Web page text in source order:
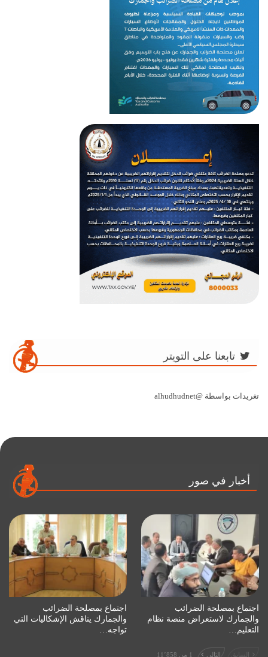
تابعنا على التويتر
تغريدات بواسطة @alhudhudnet
أخبار في صور
اجتماع بمصلحة الضرائب
والجمارك لاستعراض منصة نظام
التعليم…
اجتماع بمصلحة الضرائب
والجمارك يناقش الإشكاليات التي
تواجه…
السابق التالي 1 من 11٬858